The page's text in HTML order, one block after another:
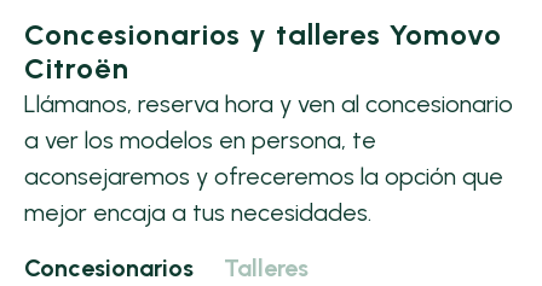
Concesionarios y talleres Yomovo
Citroën
Llámanos, reserva hora y ven al concesionario
a ver los modelos en persona, te
aconsejaremos y ofreceremos la opción que
mejor encaja a tus necesidades.
Concesionarios
Talleres